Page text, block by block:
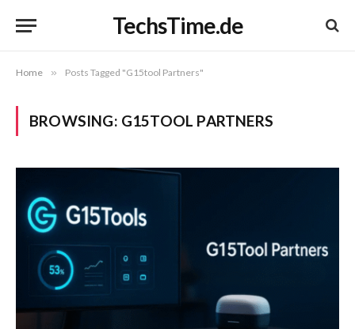
TechsTime.de
Home » Posts Tagged "G15tool Partners"
BROWSING: G15TOOL PARTNERS